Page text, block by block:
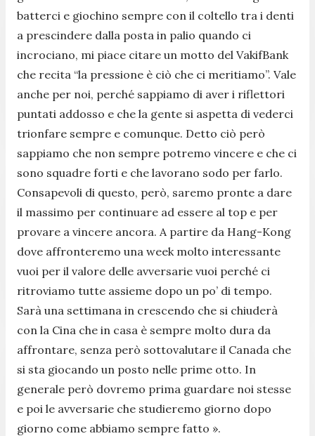
batterci e giochino sempre con il coltello tra i denti
a prescindere dalla posta in palio quando ci
incrociano, mi piace citare un motto del VakifBank
che recita “la pressione è ciò che ci meritiamo”. Vale
anche per noi, perché sappiamo di aver i riflettori
puntati addosso e che la gente si aspetta di vederci
trionfare sempre e comunque. Detto ciò però
sappiamo che non sempre potremo vincere e che ci
sono squadre forti e che lavorano sodo per farlo.
Consapevoli di questo, però, saremo pronte a dare
il massimo per continuare ad essere al top e per
provare a vincere ancora. A partire da Hang-Kong
dove affronteremo una week molto interessante
vuoi per il valore delle avversarie vuoi perché ci
ritroviamo tutte assieme dopo un po’ di tempo.
Sarà una settimana in crescendo che si chiuderà
con la Cina che in casa è sempre molto dura da
affrontare, senza però sottovalutare il Canada che
si sta giocando un posto nelle prime otto. In
generale però dovremo prima guardare noi stesse
e poi le avversarie che studieremo giorno dopo
giorno come abbiamo sempre fatto ».